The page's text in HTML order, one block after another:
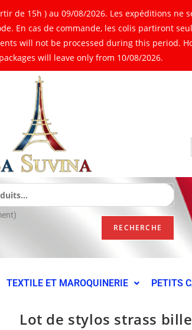
de 15h ) au 09/08/2026. Les expéditions ne
En cas de commande, les colis partiront
will not be processed during this period.
will leave only from 10/08/2026.
RECHERCHE
TEXTILE ET MAROQUINERIE PETITS
Lot de stylos strass